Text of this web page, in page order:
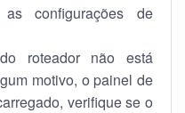
configurações de
roteador não está
motivo, o painel de
verifique se o